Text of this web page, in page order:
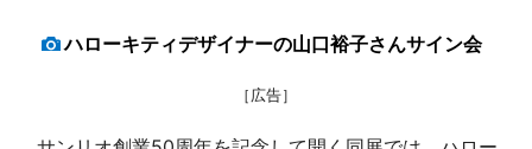
ハローキティデザイナーの山口裕子さんサイン会
［広告］